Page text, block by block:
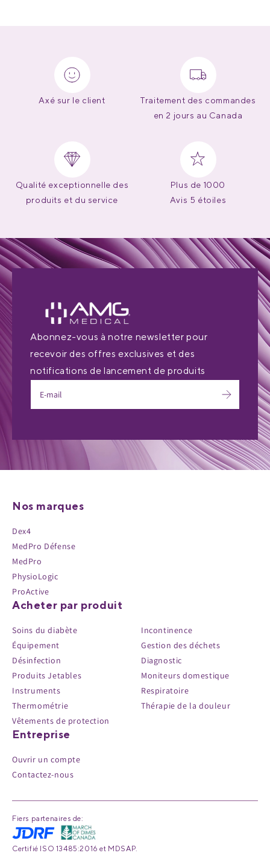
Axé sur le client
Traitement des commandes
en 2 jours au Canada
Qualité exceptionnelle des
produits et du service
Plus de 1000
Avis 5 étoiles
Abonnez-vous à notre newsletter pour
recevoir des offres exclusives et des
notifications de lancement de produits
Nos marques
Dex4
MedPro Défense
MedPro
PhysioLogic
ProActive
Acheter par produit
Soins du diabète
Équipement
Désinfection
Produits Jetables
Instruments
Thermométrie
Vêtements de protection
Incontinence
Gestion des déchets
Diagnostic
Moniteurs domestique
Respiratoire
Thérapie de la douleur
Entreprise
Ouvrir un compte
Contactez-nous
Fiers partenaires de:
Certifié ISO 13485:2016 et MDSAP.